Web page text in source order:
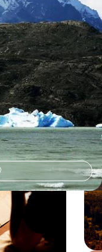
Chilienne
pour bien préparer son